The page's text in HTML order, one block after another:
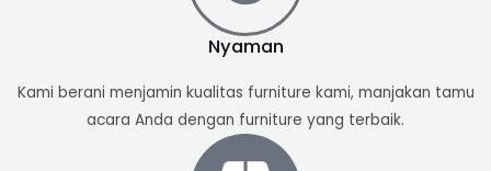
Nyaman
Kami berani menjamin kualitas furniture kami, manjakan tamu
acara Anda dengan furniture yang terbaik.